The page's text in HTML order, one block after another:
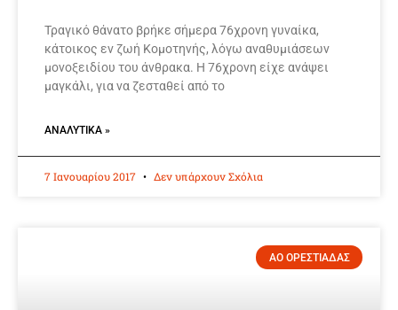
Τραγικό θάνατο βρήκε σήμερα 76χρονη γυναίκα,
κάτοικος εν ζωή Κομοτηνής, λόγω αναθυμιάσεων
μονοξειδίου του άνθρακα. Η 76χρονη είχε ανάψει
μαγκάλι, για να ζεσταθεί από το
ΑΝΑΛΥΤΙΚΆ »
7 Ιανουαρίου 2017 Δεν υπάρχουν Σχόλια
ΑΟ ΟΡΕΣΤΙΑΔΑΣ